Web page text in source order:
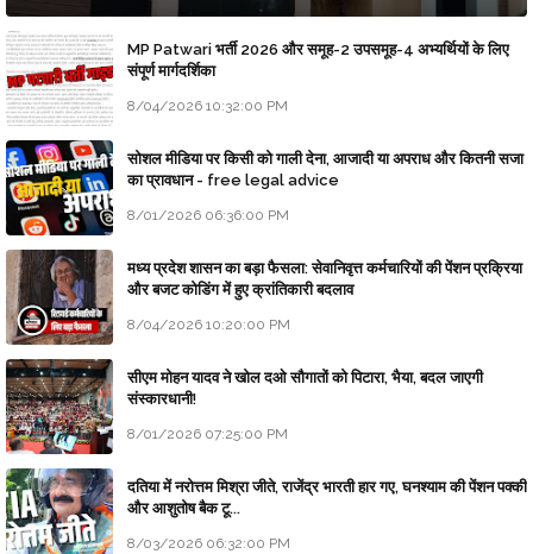
MP Patwari भर्ती 2026 और समूह-2 उपसमूह-4 अभ्यर्थियों के लिए
संपूर्ण मार्गदर्शिका
8/04/2026 10:32:00 PM
सोशल मीडिया पर किसी को गाली देना, आजादी या अपराध और कितनी सजा
का प्रावधान - free legal advice
8/01/2026 06:36:00 PM
मध्य प्रदेश शासन का बड़ा फैसला: सेवानिवृत्त कर्मचारियों की पेंशन प्रक्रिया
और बजट कोडिंग में हुए क्रांतिकारी बदलाव
8/04/2026 10:20:00 PM
सीएम मोहन यादव ने खोल दओ सौगातों को पिटारा, भैया, बदल जाएगी
संस्कारधानी!
8/01/2026 07:25:00 PM
दतिया में नरोत्तम मिश्रा जीते, राजेंद्र भारती हार गए, घनश्याम की पेंशन पक्की
और आशुतोष बैक टू...
8/03/2026 06:32:00 PM